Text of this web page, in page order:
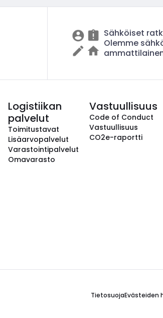
Sähköiset
Olemme
Logistiikan
palvelut
Toimitustavat
Lisäarvopalvelut
Varastointipalvelut
Omavarasto
Vastuullisuus
Code of Conduct
Vastuullisuus
CO2e-raportti
TietosuojaEvästeiden